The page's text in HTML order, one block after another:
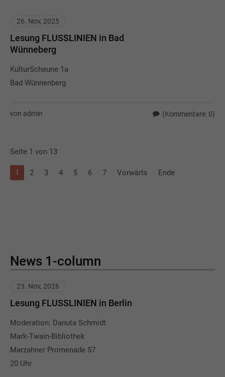
26. Nov, 2025
Lesung FLUSSLINIEN in Bad
Wünneberg
KulturScheune 1a
Bad Wünnenberg
von admin (Kommentare: 0)
Seite 1 von 13
1 2 3 4 5 6 7 Vorwärts Ende
News 1-column
23. Nov, 2026
Lesung FLUSSLINIEN in Berlin
Moderation: Danuta Schmidt
Mark-Twain-Bibliothek
Marzahner Promenade 57
20 Uhr